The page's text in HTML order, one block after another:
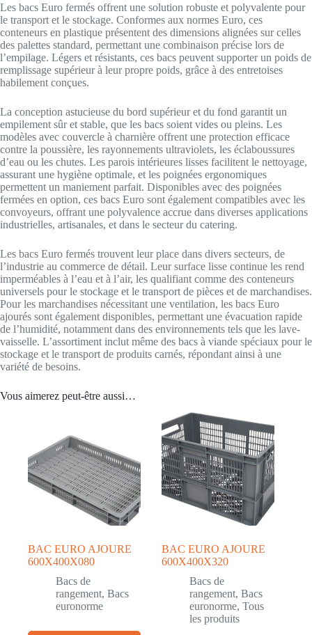
Les bacs Euro fermés offrent une solution robuste et polyvalente pour
le transport et le stockage. Conformes aux normes Euro, ces
conteneurs en plastique présentent des dimensions alignées sur celles
des palettes standard, permettant une combinaison précise lors de
l’empilage. Légers et résistants, ces bacs peuvent supporter un poids de
remplissage supérieur à leur propre poids, grâce à des entretoises
habilement conçues.
La conception astucieuse du bord supérieur et du fond garantit un
empilement sûr et stable, que les bacs soient vides ou pleins. Les
modèles avec couvercle à charnière offrent une protection efficace
contre la poussière, les rayonnements ultraviolets, les éclaboussures
d’eau ou les chutes. Les parois intérieures lisses facilitent le nettoyage,
assurant une hygiène optimale, et les poignées ergonomiques
permettent un maniement parfait. Disponibles avec des poignées
fermées en option, ces bacs Euro sont également compatibles avec les
convoyeurs, offrant une polyvalence accrue dans diverses applications
industrielles, artisanales, et dans le secteur du catering.
Les bacs Euro fermés trouvent leur place dans divers secteurs, de
l’industrie au commerce de détail. Leur surface lisse continue les rend
imperméables à l’eau et à l’air, les qualifiant comme des conteneurs
universels pour le stockage et le transport de pièces et de marchandises.
Pour les marchandises nécessitant une ventilation, les bacs Euro
ajourés sont également disponibles, permettant une évacuation rapide
de l’humidité, notamment dans des environnements tels que les lave-
vaisselle. L’assortiment inclut même des bacs à viande spéciaux pour le
stockage et le transport de produits carnés, répondant ainsi à une
variété de besoins.
Vous aimerez peut-être aussi…
BAC EURO AJOURE
600X400X080
Bacs de
rangement, Bacs
euronorme
BAC EURO AJOURE
600X400X320
Bacs de
rangement,Bacs
euronorme,Tous
les produits